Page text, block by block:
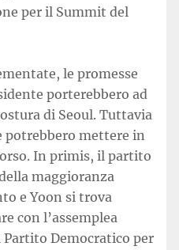
per il Summit del
le promesse
porterebbero ad
di Seoul. Tuttavia
potrebbero mettere in
In primis, il partito
maggioranza
e Yoon si trova
con l’assemplea
Democratico per